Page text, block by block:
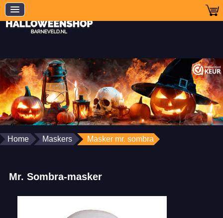
Home Maskers Masker mr. sombra
Mr. Sombra-masker